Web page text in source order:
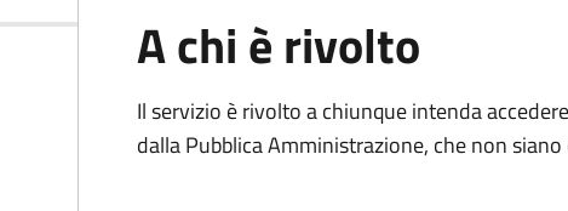
A chi è rivolto
Il servizio è rivolto a chiunque intenda
dalla Pubblica Amministrazione, che non